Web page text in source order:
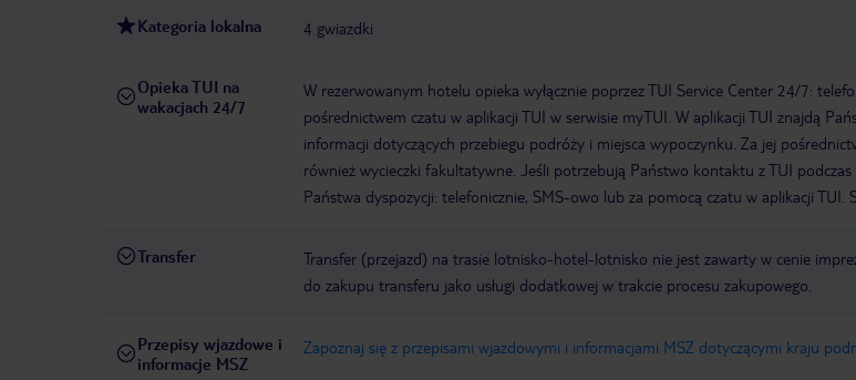
Kategoria lokalna 4 gwiazdki
Opieka TUI na
wakacjach 24/7
W rezerwowanym hotelu opieka wyłącznie poprzez TUI Service Center 24/7:
pośrednictwem czatu w aplikacji TUI w serwisie myTUI. W aplikacji TUI znajdą
informacji dotyczących przebiegu podróży i miejsca wypoczynku. Za jej
również wycieczki fakultatywne. Jeśli potrzebują Państwo kontaktu z TUI
Państwa dyspozycji: telefonicznie, SMS-owo lub za pomocą czatu w aplikacji TUI.
Transfer
Transfer (przejazd) na trasie lotnisko-hotel-lotnisko nie jest zawarty w cenie
do zakupu transferu jako usługi dodatkowej w trakcie procesu zakupowego.
Przepisy wjazdowe i
informacje MSZ
Zapoznaj się z przepisami wjazdowymi i informacjami MSZ dotyczącymi kraju